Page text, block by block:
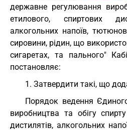
державне регулювання
етилового, спиртових
алкогольних напоїв,
сировини, рідин, що
сигаретах, та пального"
постановляє:
1. Затвердити такі, що
Порядок ведення
виробництва та обігу
дистилятів, алкогольних